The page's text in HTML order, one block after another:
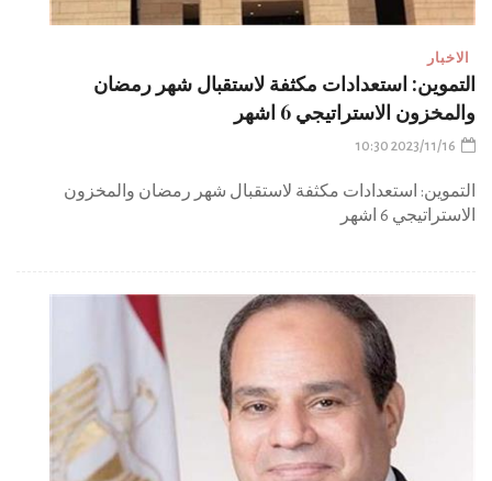
الاخبار
التموين: استعدادات مكثفة لاستقبال شهر رمضان
والمخزون الاستراتيجي 6 اشهر
2023/11/16 10:30
التموين: استعدادات مكثفة لاستقبال شهر رمضان والمخزون
الاستراتيجي 6 اشهر